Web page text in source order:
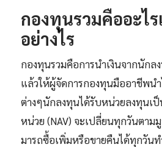
กองทุนรวมคืออะไ
อย่างไร
กองทุนรวมคือการนำเงินจากนัก
แล้วให้ผู้จัดการกองทุนมืออาชีพน
ต่างๆนักลงทุนได้รับหน่วยลงทุนเ
หน่วย (NAV) จะเปลี่ยนทุกวันตา
มารถซื้อเพิ่มหรือขายคืนได้ทุกวันท